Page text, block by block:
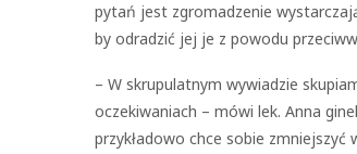
pytań jest zgromadzenie
by odradzić jej je z powodu
– W skrupulatnym wywiadzie
oczekiwaniach – mówi lek. Anna
przykładowo chce sobie